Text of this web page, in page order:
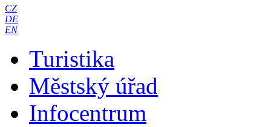
CZ
DE
EN
Turistika
Městský úřad
Infocentrum